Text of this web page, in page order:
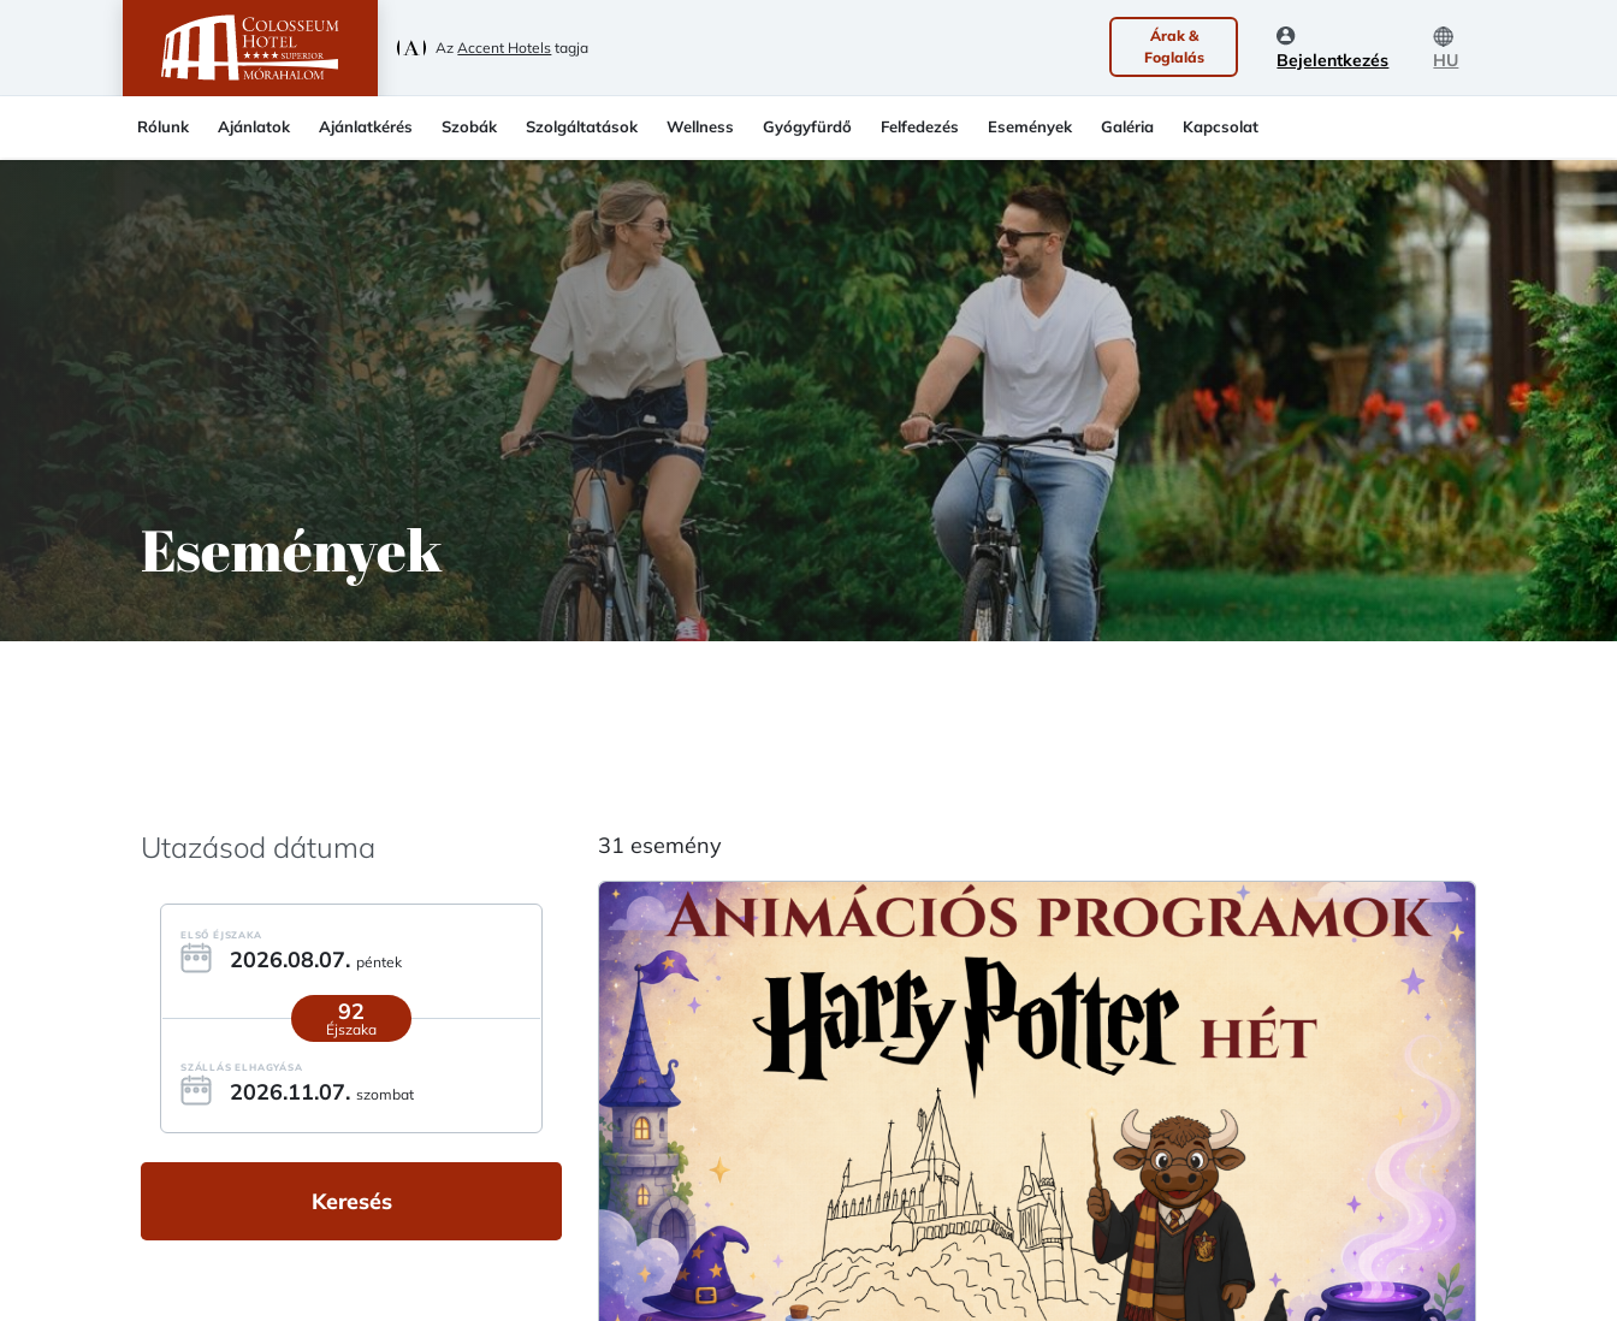
AzAccent Hotels tagja
Árak &
Foglalás
Bejelentkezés HU
Rólunk Ajánlatok Ajánlatkérés Szobák Szolgáltatások Wellness Gyógyfürdő Felfedezés Események Galéria Kapcsolat
Események
Utazásod dátuma
ELSŐ ÉJSZAKA
2026.08.07. péntek
92
Éjszaka
SZÁLLÁS ELHAGYÁSA
2026.11.07. szombat
Keresés
31 esemény